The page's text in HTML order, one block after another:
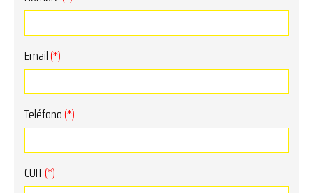
Email(*)
Teléfono(*)
CUIT(*)